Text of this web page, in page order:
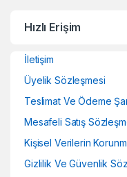
Hızlı Erişim
İletişim
Üyelik Sözleşmesi
Teslimat Ve Ödeme
Mesafeli Satış
Kişisel Verilerin
Gizlilik Ve Güvenlik